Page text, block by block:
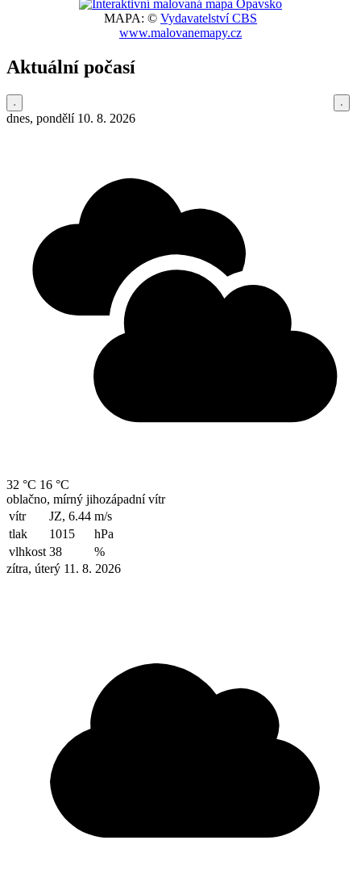
MAPA: © Vydavatelství CBS
www.malovanemapy.cz
Aktuální počasí
dnes, pondělí 10. 8. 2026
32 °C 16 °C
oblačno, mírný jihozápadní vítr
vítr
JZ, 6.44 m/s
tlak
1015
hPa
vlhkost 38
%
zítra, úterý 11. 8. 2026